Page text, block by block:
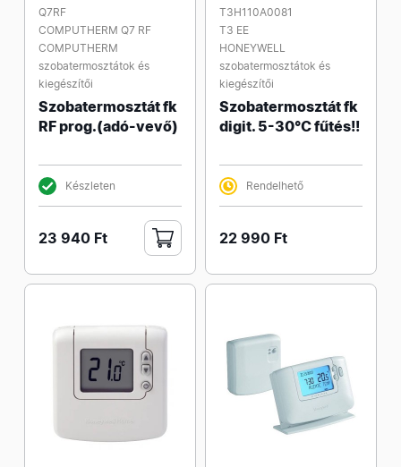
Q7RF
COMPUTHERM Q7 RF
COMPUTHERM
szobatermosztátok és
kiegészítői
Szobatermosztát fk
RF prog.(adó-vevő)
Készleten
23 940 Ft
T3H110A0081
T3 EE
HONEYWELL
szobatermosztátok és
kiegészítői
Szobatermosztát fk
digit. 5-30°C fűtés!!
Rendelhető
22 990 Ft